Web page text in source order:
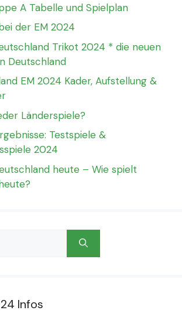
A Tabelle und Spielplan
der EM 2024
Trikot 2024 * die neuen
Deutschland
EM 2024 Kader, Aufstellung &
Länderspiele?
Testspiele &
2024
heute – Wie spielt
Infos